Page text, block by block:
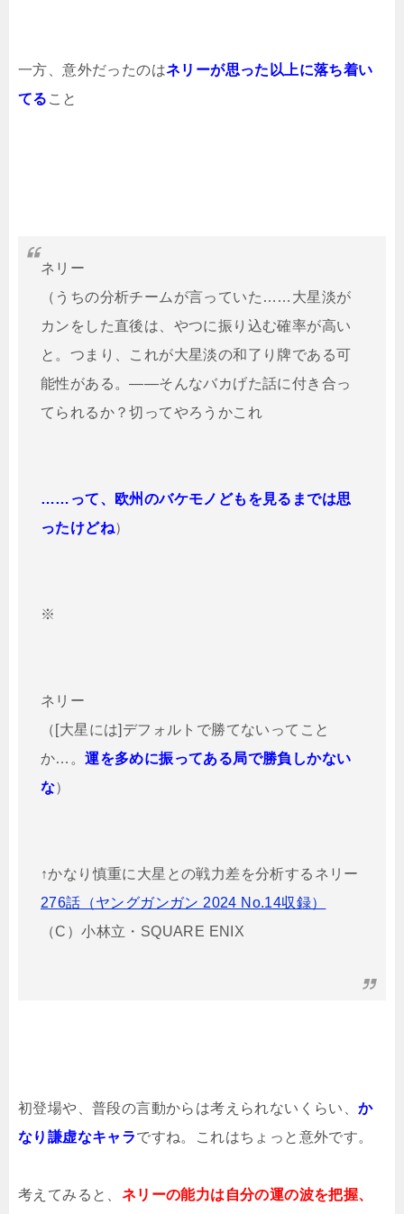
一方、意外だったのはネリーが思った以上に落ち着い
てる こと
ネリー
（うちの分析チームが言っていた……大星淡が
カンをした直後は、やつに振り込む確率が高い
と。つまり、これが大星淡の和了り牌である可
能性がある。――そんなバカげた話に付き合っ
てられるか？切ってやろうかこれ
……って、欧州のバケモノどもを見るまでは思
ったけどね）
※
ネリー
（[大星には]デフォルトで勝てないってこと
か…。運を多めに振ってある局で勝負しかない
な）
↑かなり慎重に大星との戦力差を分析するネリー
276話（ヤングガンガン 2024 No.14収録）
（C）小林立・SQUARE ENIX
初登場や、普段の言動からは考えられないくらい、か
なり謙虚なキャラですね。これはちょっと意外です。
考えてみると、 ネリーの能力は自分の運の波を把握、